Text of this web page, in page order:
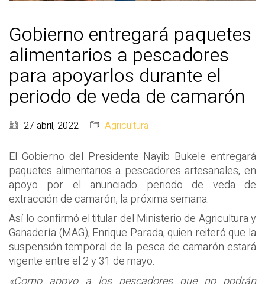
Gobierno entregará paquetes
alimentarios a pescadores
para apoyarlos durante el
periodo de veda de camarón
27 abril, 2022 Agricultura
El Gobierno del Presidente Nayib Bukele entregará
paquetes alimentarios a pescadores artesanales, en
apoyo por el anunciado periodo de veda de
extracción de camarón, la próxima semana.
Así lo confirmó el titular del Ministerio de Agricultura y
Ganadería (MAG), Enrique Parada, quien reiteró que la
suspensión temporal de la pesca de camarón estará
vigente entre el 2 y 31 de mayo.